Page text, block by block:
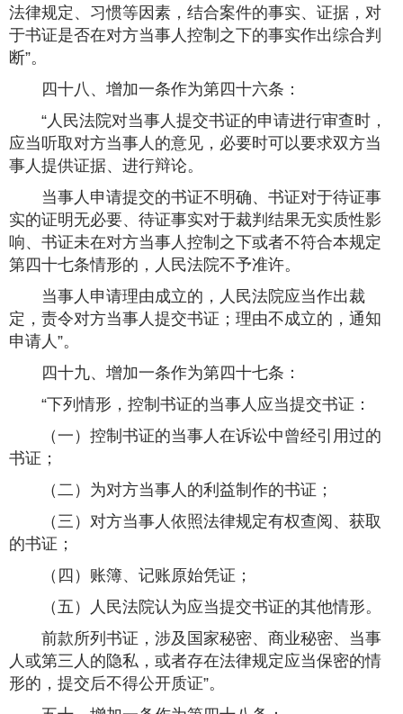
法律规定、习惯等因素，结合案件的事实、证据，对
于书证是否在对方当事人控制之下的事实作出综合判
断”。
四十八、增加一条作为第四十六条：
“人民法院对当事人提交书证的申请进行审查时，
应当听取对方当事人的意见，必要时可以要求双方当
事人提供证据、进行辩论。
当事人申请提交的书证不明确、书证对于待证事
实的证明无必要、待证事实对于裁判结果无实质性影
响、书证未在对方当事人控制之下或者不符合本规定
第四十七条情形的，人民法院不予准许。
当事人申请理由成立的，人民法院应当作出裁
定，责令对方当事人提交书证；理由不成立的，通知
申请人”。
四十九、增加一条作为第四十七条：
“下列情形，控制书证的当事人应当提交书证：
（一）控制书证的当事人在诉讼中曾经引用过的
书证；
（二）为对方当事人的利益制作的书证；
（三）对方当事人依照法律规定有权查阅、获取
的书证；
（四）账簿、记账原始凭证；
（五）人民法院认为应当提交书证的其他情形。
前款所列书证，涉及国家秘密、商业秘密、当事
人或第三人的隐私，或者存在法律规定应当保密的情
形的，提交后不得公开质证”。